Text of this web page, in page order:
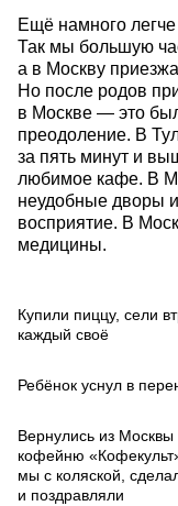
Ещё намного
Так мы большую
а в Москву
Но после родов
в Москве — это
преодоление. В
за пять минут и
любимое кафе. В
неудобные дворы
восприятие. В
медицины.
Купили пиццу, сели
каждый своё
Ребёнок уснул в
Вернулись из
кофейню
мы с коляской,
и поздравляли